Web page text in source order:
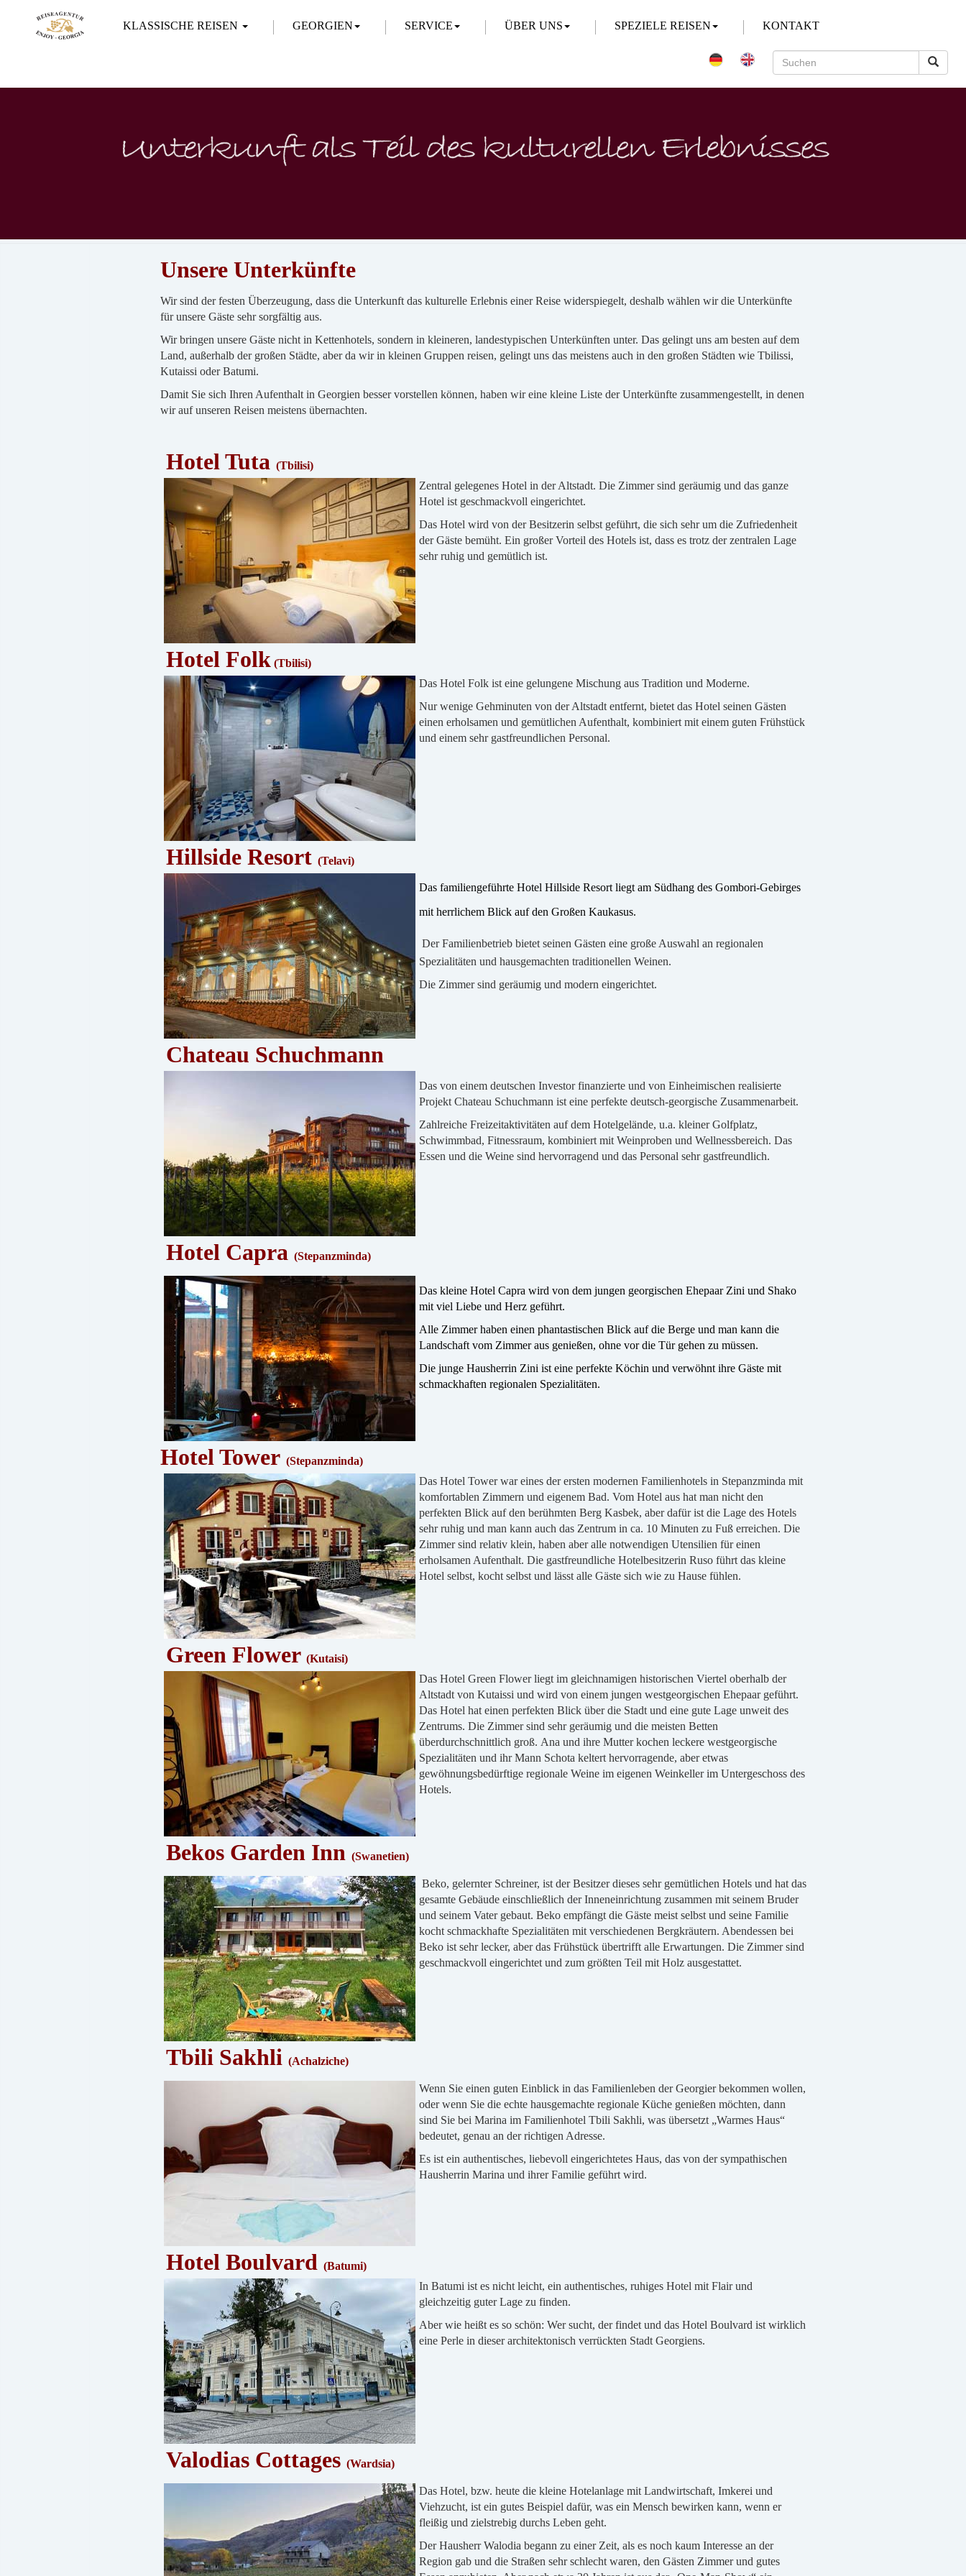
KLASSISCHE REISEN GEORGIEN SERVICE ÜBER UNS SPEZIELE REISEN KONTAKT
Unsere Unterkünfte
Wir sind der festen Überzeugung, dass die Unterkunft das kulturelle Erlebnis einer Reise widerspiegelt, deshalb wählen wir die Unterkünfte
für unsere Gäste sehr sorgfältig aus.
Wir bringen unsere Gäste nicht in Kettenhotels, sondern in kleineren, landestypischen Unterkünften unter. Das gelingt uns am besten auf dem
Land, außerhalb der großen Städte, aber da wir in kleinen Gruppen reisen, gelingt uns das meistens auch in den großen Städten wie Tbilissi,
Kutaissi oder Batumi.
Damit Sie sich Ihren Aufenthalt in Georgien besser vorstellen können, haben wir eine kleine Liste der Unterkünfte zusammengestellt, in denen
wir auf unseren Reisen meistens übernachten.
Hotel Tuta (Tbilisi)
Zentral gelegenes Hotel in der Altstadt. Die Zimmer sind geräumig und das ganze
Hotel ist geschmackvoll eingerichtet.
Das Hotel wird von der Besitzerin selbst geführt, die sich sehr um die Zufriedenheit
der Gäste bemüht. Ein großer Vorteil des Hotels ist, dass es trotz der zentralen Lage
sehr ruhig und gemütlich ist.
Hotel Folk (Tbilisi)
Das Hotel Folk ist eine gelungene Mischung aus Tradition und Moderne.
Nur wenige Gehminuten von der Altstadt entfernt, bietet das Hotel seinen Gästen
einen erholsamen und gemütlichen Aufenthalt, kombiniert mit einem guten Frühstück
und einem sehr gastfreundlichen Personal.
Hillside Resort (Telavi)
Das familiengeführte Hotel Hillside Resort liegt am Südhang des Gombori-Gebirges
mit herrlichem Blick auf den Großen Kaukasus.
Der Familienbetrieb bietet seinen Gästen eine große Auswahl an regionalen
Spezialitäten und hausgemachten traditionellen Weinen.
Die Zimmer sind geräumig und modern eingerichtet.
Chateau Schuchmann
Das von einem deutschen Investor finanzierte und von Einheimischen realisierte
Projekt Chateau Schuchmann ist eine perfekte deutsch-georgische Zusammenarbeit.
Zahlreiche Freizeitaktivitäten auf dem Hotelgelände, u.a. kleiner Golfplatz,
Schwimmbad, Fitnessraum, kombiniert mit Weinproben und Wellnessbereich. Das
Essen und die Weine sind hervorragend und das Personal sehr gastfreundlich.
Hotel Capra (Stepanzminda)
Das kleine Hotel Capra wird von dem jungen georgischen Ehepaar Zini und Shako
mit viel Liebe und Herz geführt.
Alle Zimmer haben einen phantastischen Blick auf die Berge und man kann die
Landschaft vom Zimmer aus genießen, ohne vor die Tür gehen zu müssen.
Die junge Hausherrin Zini ist eine perfekte Köchin und verwöhnt ihre Gäste mit
schmackhaften regionalen Spezialitäten.
Hotel Tower (Stepanzminda)
Das Hotel Tower war eines der ersten modernen Familienhotels in Stepanzminda mit
komfortablen Zimmern und eigenem Bad. Vom Hotel aus hat man nicht den
perfekten Blick auf den berühmten Berg Kasbek, aber dafür ist die Lage des Hotels
sehr ruhig und man kann auch das Zentrum in ca. 10 Minuten zu Fuß erreichen. Die
Zimmer sind relativ klein, haben aber alle notwendigen Utensilien für einen
erholsamen Aufenthalt. Die gastfreundliche Hotelbesitzerin Ruso führt das kleine
Hotel selbst, kocht selbst und lässt alle Gäste sich wie zu Hause fühlen.
Green Flower (Kutaisi)
Das Hotel Green Flower liegt im gleichnamigen historischen Viertel oberhalb der
Altstadt von Kutaissi und wird von einem jungen westgeorgischen Ehepaar geführt.
Das Hotel hat einen perfekten Blick über die Stadt und eine gute Lage unweit des
Zentrums. Die Zimmer sind sehr geräumig und die meisten Betten
überdurchschnittlich groß. Ana und ihre Mutter kochen leckere westgeorgische
Spezialitäten und ihr Mann Schota keltert hervorragende, aber etwas
gewöhnungsbedürftige regionale Weine im eigenen Weinkeller im Untergeschoss des
Hotels.
Bekos Garden Inn (Swanetien)
Beko, gelernter Schreiner, ist der Besitzer dieses sehr gemütlichen Hotels und hat das
gesamte Gebäude einschließlich der Inneneinrichtung zusammen mit seinem Bruder
und seinem Vater gebaut. Beko empfängt die Gäste meist selbst und seine Familie
kocht schmackhafte Spezialitäten mit verschiedenen Bergkräutern. Abendessen bei
Beko ist sehr lecker, aber das Frühstück übertrifft alle Erwartungen. Die Zimmer sind
geschmackvoll eingerichtet und zum größten Teil mit Holz ausgestattet.
Tbili Sakhli (Achalziche)
Wenn Sie einen guten Einblick in das Familienleben der Georgier bekommen wollen,
oder wenn Sie die echte hausgemachte regionale Küche genießen möchten, dann
sind Sie bei Marina im Familienhotel Tbili Sakhli, was übersetzt „Warmes Haus“
bedeutet, genau an der richtigen Adresse.
Es ist ein authentisches, liebevoll eingerichtetes Haus, das von der sympathischen
Hausherrin Marina und ihrer Familie geführt wird.
Hotel Boulvard (Batumi)
In Batumi ist es nicht leicht, ein authentisches, ruhiges Hotel mit Flair und
gleichzeitig guter Lage zu finden.
Aber wie heißt es so schön: Wer sucht, der findet und das Hotel Boulvard ist wirklich
eine Perle in dieser architektonisch verrückten Stadt Georgiens.
Valodias Cottages (Wardsia)
Das Hotel, bzw. heute die kleine Hotelanlage mit Landwirtschaft, Imkerei und
Viehzucht, ist ein gutes Beispiel dafür, was ein Mensch bewirken kann, wenn er
fleißig und zielstrebig durchs Leben geht.
Der Hausherr Walodia begann zu einer Zeit, als es noch kaum Interesse an der
Region gab und die Straßen sehr schlecht waren, den Gästen Zimmer und gutes